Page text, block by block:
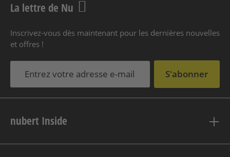
La lettre de Nu
Inscrivez-vous dès maintenant pour les dernières nouvelles
et offres !
S'abonner
nubert Inside